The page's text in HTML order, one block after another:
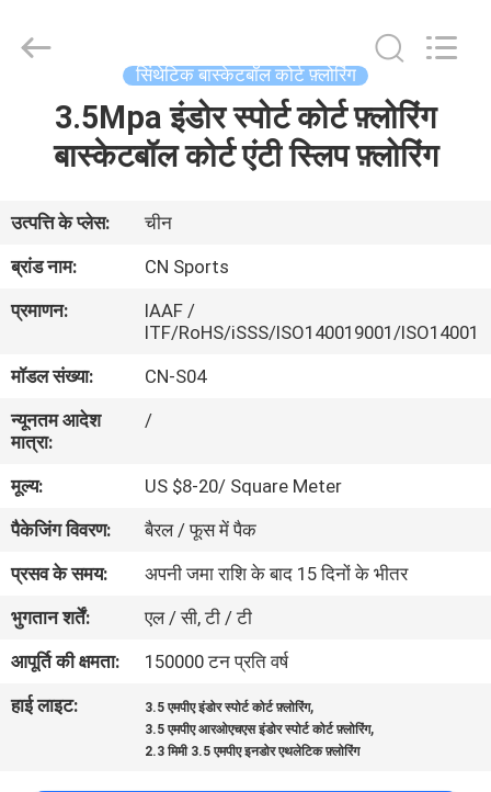
हमारे
बारे
कारखाना
भ्रमण
गुणवत्ता
नियंत्रण
संपर्क
करें
Materials
सिंथेटिक बास्केटबॉल कोर्ट फ़्लोरिंग
3.5Mpa इंडोर स्पोर्ट कोर्ट फ़्लोरिंग
बास्केटबॉल कोर्ट एंटी स्लिप फ़्लोरिंग
उत्पत्ति के प्लेस:
चीन
ब्रांड नाम:
CN Sports
प्रमाणन:
IAAF /
ITF/RoHS/iSSS/ISO140019001/ISO14001
मॉडल संख्या:
CN-S04
न्यूनतम आदेश
मात्रा:
/
मूल्य:
US $8-20/ Square Meter
पैकेजिंग विवरण:
बैरल / फूस में पैक
प्रसव के समय:
अपनी जमा राशि के बाद 15 दिनों के भीतर
भुगतान शर्तें:
एल / सी, टी / टी
आपूर्ति की क्षमता:
150000 टन प्रति वर्ष
हाई लाइट:
3.5 एमपीए इंडोर स्पोर्ट कोर्ट फ़्लोरिंग,
3.5 एमपीए आरओएचएस इंडोर स्पोर्ट कोर्ट फ़्लोरिंग,
2.3 मिमी 3.5 एमपीए इनडोर एथलेटिक फ़्लोरिंग